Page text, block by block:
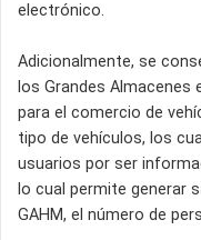
electrónico.
Adicionalmente, se
los Grandes Almacenes
para el comercio de
tipo de vehículos, los
usuarios por ser
lo cual permite generar
GAHM, el número de